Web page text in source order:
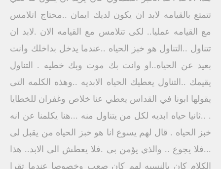
تتمتع بالقيامه لابد ان يكون لديك ايمان ..محتاج اتلامس
مع القيامه عمليا.. لكى تتلامس مع القيامه الان .لابد ان
تتناول ..التناول هو خبز الحياه ..عندما يدخل بداخلك وانت
بعيد عن الحياه..او وانت بك موت وبك خطيه . التناول
يقيمك ..التناول يعطيك الحياه الابديه ..وهذه الكلمه التى
يقولها ابونا في القداس يعطي عنا خلاص وغفران للخطايا
. ..ثانيا حياه ابديه لكل من يتناول منه ...هنا يكلمنا عن انه
خبز الحياه . قال لهم يسوع انا هو خبز الحياه من يقبل لى
...فلا يجوع .. والذي يؤمن بى .فلا يعطش الى الابد.. هذا
الكلام كان بالنسبه لهم كان صعب وخصوصا عندما تقرا